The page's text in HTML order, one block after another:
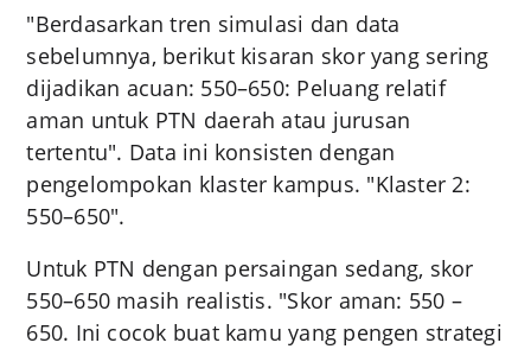
"Berdasarkan tren simulasi dan data
sebelumnya, berikut kisaran skor yang sering
dijadikan acuan: 550–650: Peluang relatif
aman untuk PTN daerah atau jurusan
tertentu". Data ini konsisten dengan
pengelompokan klaster kampus. "Klaster 2:
550–650".
Untuk PTN dengan persaingan sedang, skor
550–650 masih realistis. "Skor aman: 550 –
650. Ini cocok buat kamu yang pengen strategi